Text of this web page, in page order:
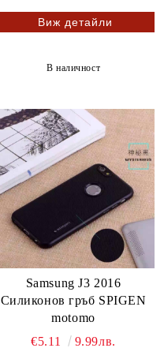
Виж детайли
В наличност
Samsung J3 2016
Силиконов гръб SPIGEN
motomo
€5.11
9.99лв.